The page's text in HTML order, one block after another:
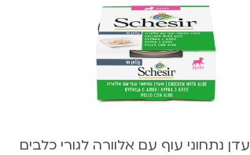
נתחוני עוף עם אלוורה לגורי כלבים